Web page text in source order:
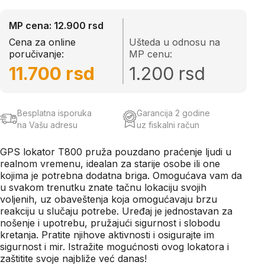
MP cena: 12.900 rsd
Cena za online
poručivanje:
11.700 rsd
Ušteda u odnosu na
MP cenu:
1.200 rsd
GPS lokator T800 pruža pouzdano praćenje ljudi u
realnom vremenu, idealan za starije osobe ili one
kojima je potrebna dodatna briga. Omogućava vam da
u svakom trenutku znate tačnu lokaciju svojih
voljenih, uz obaveštenja koja omogućavaju brzu
reakciju u slučaju potrebe. Uređaj je jednostavan za
nošenje i upotrebu, pružajući sigurnost i slobodu
kretanja. Pratite njihove aktivnosti i osigurajte im
sigurnost i mir. Istražite mogućnosti ovog lokatora i
zaštitite svoje najbliže već danas!
Besplatna isporuka
na Vašu adresu
Garancija 2 godine
uz fiskalni račun